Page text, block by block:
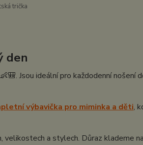
trička
den
Jsou ideální pro každodenní nošení
výbavička pro miminka a děti,
velikostech a stylech. Důraz klademe